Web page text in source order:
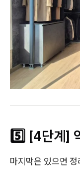
5️⃣ [4단계]
마지막은 있으면